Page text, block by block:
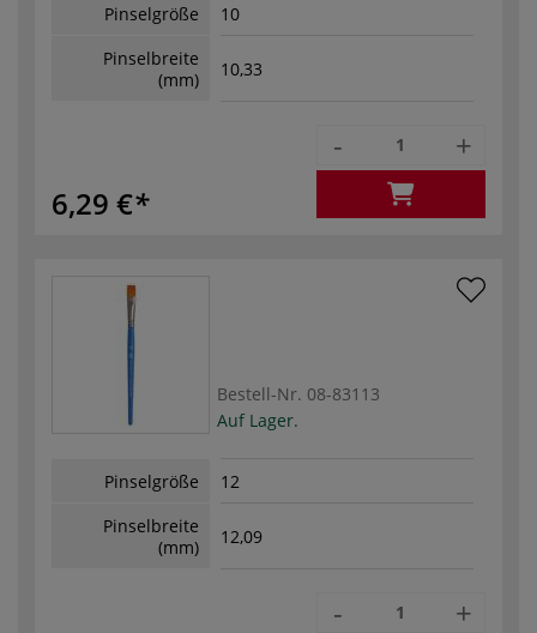
Pinselgröße
10
Pinselbreite
(mm)
10,33
6,29 €
- +
Bestell-Nr. 08-83113
Auf Lager.
Pinselgröße
12
Pinselbreite
(mm)
12,09
- +